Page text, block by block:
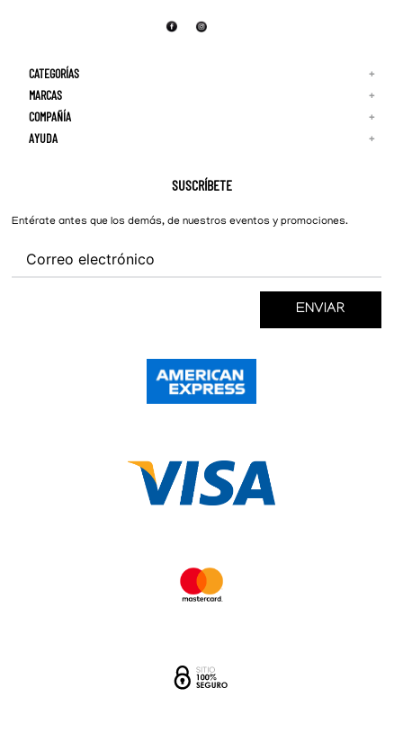
CATEGORÍAS +
MARCAS +
Adidas
Reebok
COMPAÑÍA +
Quiénes Somos
AYUDA +
SUSCRÍBETE
Entérate antes que los demás, de nuestros eventos y promociones.
ENVIAR